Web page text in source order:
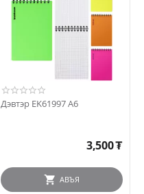
Дэвтэр EK61997 А6
3,500₮
АВЪЯ